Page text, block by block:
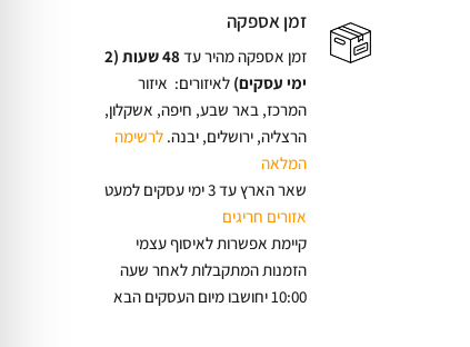
זמן אספקה
זמן אספקה מהיר עד
48 שעות (2
ימי עסקים)לאיזורים: איזור
המרכז, באר שבע, חיפה, אשקלון,
הרצליה, ירושלים, יבנה.לרשימה
המלאה
שאר הארץ עד 3 ימי עסקים למעט
אזורים חריגים
קיימת אפשרות לאיסוף עצמי
הזמנות המתקבלות לאחר שעה
10:00 יחושבו מיום העסקים הבא